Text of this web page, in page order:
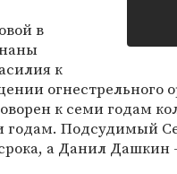
в
к
огнестрельного
к семи годам
годам. Подсудимый
а Данил Дашкин